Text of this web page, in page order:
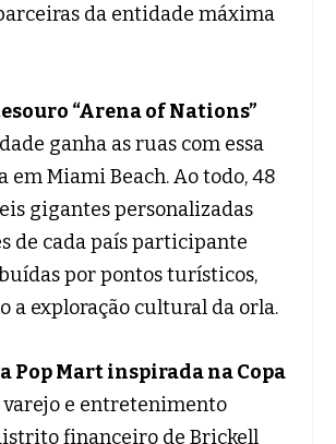
da entidade máxima
“Arena of Nations”
ganha as ruas com essa
em Miami Beach. Ao todo, 48
gigantes personalizadas
de cada país participante
por pontos turísticos,
a exploração cultural da orla.
Pop Mart inspirada na Copa
varejo e entretenimento
financeiro de Brickell